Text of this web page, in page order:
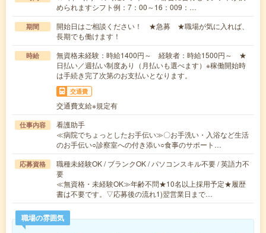
められますシフト例：7：00～16：009：…
期間
開始日はご相談ください！ ★急募 ★職場が気に入れば、
長期でも働けます！
時給
無資格未経験：時給1400円～ 経験者：時給1500円～ ★
日払い／週払い制度あり（月払いも選べます）※稼働開始時
は手続き完了次第のお支払いとなります。
交通費
交通費支給※規定有
仕事内容
看護助手
≪病院でちょっとしたお手伝い≫〇お手洗い・入浴など生活
のお手伝い○診察室への付き添い○食事のサポート…
応募資格
職種未経験OK / ブランクOK / パソコンスキル不要 / 英語力不
要
≪無資格・未経験OK≫年齢不問★10名以上採用予定★履歴
書は不要です。▽応募後の流れ1)翌営業日まで…
職場の雰囲気